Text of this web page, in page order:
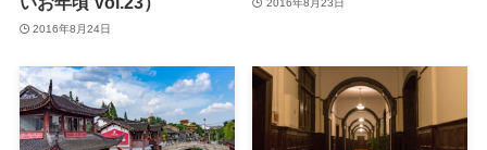
2016年8月24日